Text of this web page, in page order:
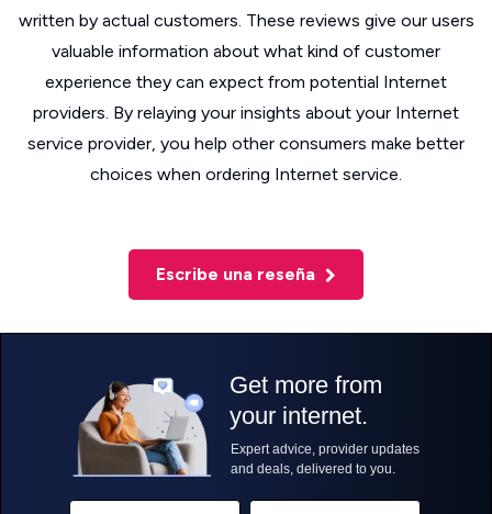
written by actual customers. These reviews give our users
valuable information about what kind of customer
experience they can expect from potential Internet
providers. By relaying your insights about your Internet
service provider, you help other consumers make better
choices when ordering Internet service.
Escribe una reseña